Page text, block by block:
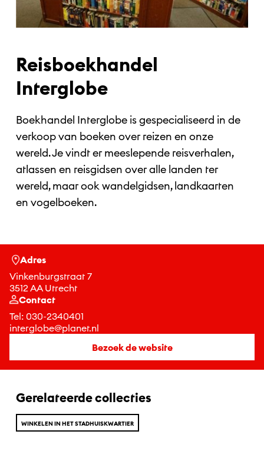
Reisboekhandel
Interglobe
Boekhandel Interglobe is gespecialiseerd in de
verkoop van boeken over reizen en onze
wereld. Je vindt er meeslepende reisverhalen,
atlassen en reisgidsen over alle landen ter
wereld, maar ook wandelgidsen, landkaarten
en vogelboeken.
Adres
Vinkenburgstraat 7
3512 AA Utrecht
Contact
Tel: 030-2340401
interglobe@planet.nl
Bezoek de website
Gerelateerde collecties
WINKELEN IN HET STADHUISKWARTIER